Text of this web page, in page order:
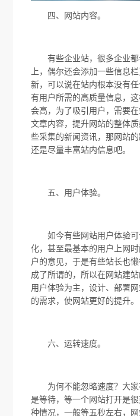
四、网站内容。
有些企业站，很多企业都
上，偶尔还会添加一些信息
新，可以说在站内根本没有
有用户所需的高质量信息，
会高，为了吸引用户，需要
文章内容，提升网站的整体
些采集的新闻资讯，那网站
还是尽量丰富站内信息吧。
五、用户体验。
如今有些网站用户体验可
化，甚至最基本的用户上网
户的意见，于是有些站长也
成了所谓的，所以在网站建
用户体验为主，设计、部署
的需求，使网站更好的提升。
六、运转速度。
为何不能忽略速度？大家
是等待，等一个网站打开是
种情况，一般等五秒左右，